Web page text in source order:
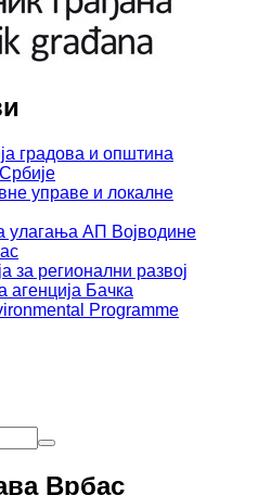
градова и општина
управе и локалне
улагања АП Војводине
за регионални развој
агенција Бачка
Programme
Врбас